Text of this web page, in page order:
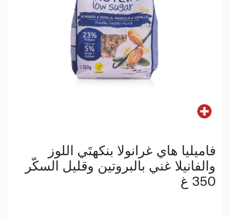
فاميليا هاي غرانولا بنكهتَي اللوز
والفانيلا غني بالبروتين وقليل السكّر
350 غ